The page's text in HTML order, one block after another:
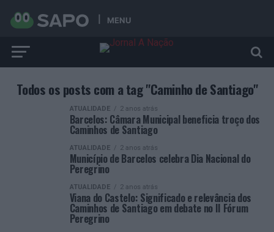
MENU
Todos os posts com a tag "Caminho de Santiago"
ATUALIDADE 2 anos atrás
Barcelos: Câmara Municipal beneficia troço dos
Caminhos de Santiago
ATUALIDADE 2 anos atrás
Município de Barcelos celebra Dia Nacional do
Peregrino
ATUALIDADE 2 anos atrás
Viana do Castelo: Significado e relevância dos
Caminhos de Santiago em debate no II Fórum
Peregrino